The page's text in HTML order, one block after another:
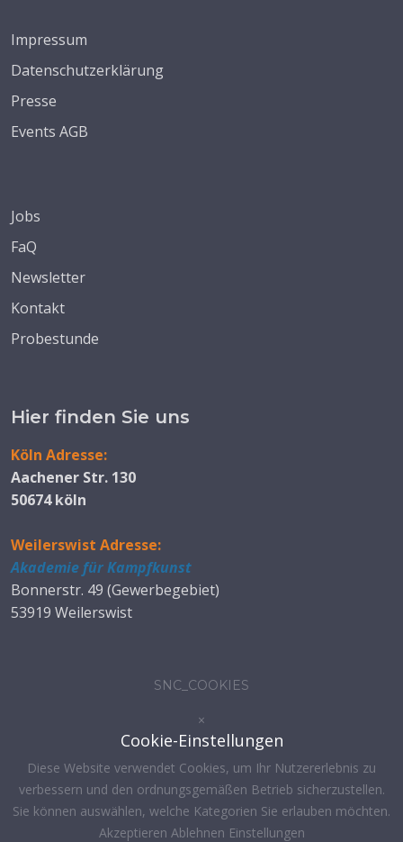
Impressum
Datenschutzerklärung
Presse
Events AGB
Jobs
FaQ
Newsletter
Kontakt
Probestunde
Hier finden Sie uns
Köln Adresse:
Aachener Str. 130
50674 köln
Weilerswist Adresse:
Akademie für Kampfkunst
Bonnerstr. 49 (Gewerbegebiet)
53919 Weilerswist
SNC_COOKIES
×
Cookie-Einstellungen
Diese Website verwendet Cookies, um Ihr Nutzererlebnis zu
verbessern und den ordnungsgemäßen Betrieb sicherzustellen.
Sie können auswählen, welche Kategorien Sie erlauben möchten.
Akzeptieren Ablehnen Einstellungen